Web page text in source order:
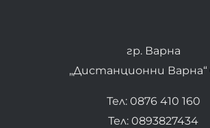
гр. Варна
„Дистанционни
Тел: 0876 410 160
Тел: 0893827434